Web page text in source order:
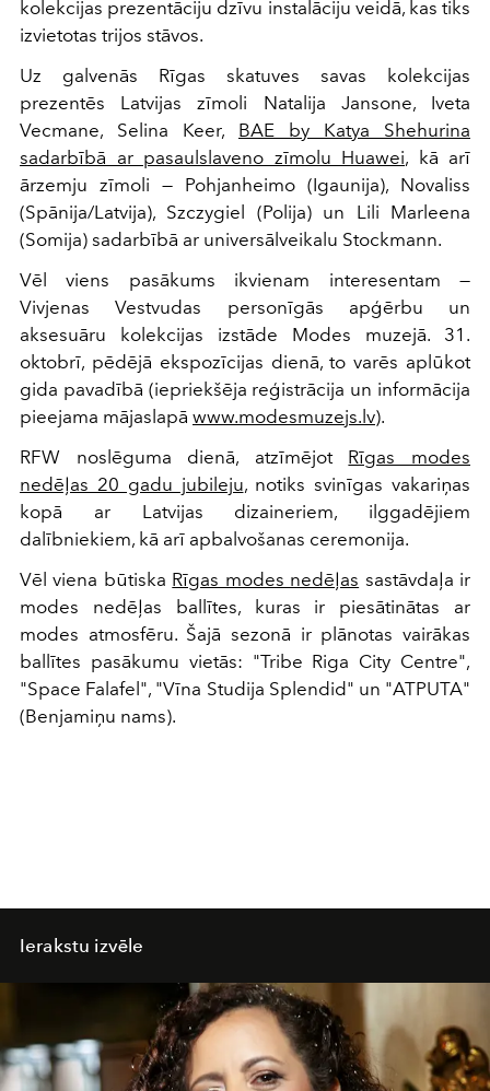
kolekcijas prezentāciju dzīvu instalāciju veidā, kas tiks
izvietotas trijos stāvos.
Uz galvenās Rīgas skatuves savas kolekcijas
prezentēs Latvijas zīmoli Natalija Jansone, Iveta
Vecmane, Selina Keer, BAE by Katya Shehurina
sadarbībā ar pasaulslaveno zīmolu Huawei, kā arī
ārzemju zīmoli — Pohjanheimo (Igaunija), Novaliss
(Spānija/Latvija), Szczygiel (Polija) un Lili Marleena
(Somija) sadarbībā ar universālveikalu Stockmann.
Vēl viens pasākums ikvienam interesentam —
Vivjenas Vestvudas personīgās apģērbu un
aksesuāru kolekcijas izstāde Modes muzejā. 31.
oktobrī, pēdējā ekspozīcijas dienā, to varēs aplūkot
gida pavadībā (iepriekšēja reģistrācija un informācija
pieejama mājaslapā www.modesmuzejs.lv).
RFW noslēguma dienā, atzīmējot Rīgas modes
nedēļas 20 gadu jubileju, notiks svinīgas vakariņas
kopā ar Latvijas dizaineriem, ilggadējiem
dalībniekiem, kā arī apbalvošanas ceremonija.
Vēl viena būtiska Rīgas modes nedēļas sastāvdaļa ir
modes nedēļas ballītes, kuras ir piesātinātas ar
modes atmosfēru. Šajā sezonā ir plānotas vairākas
ballītes pasākumu vietās: "Tribe Riga City Centre",
"Space Falafel", "Vīna Studija Splendid" un "ATPUTA"
(Benjamiņu nams).
Ierakstu izvēle